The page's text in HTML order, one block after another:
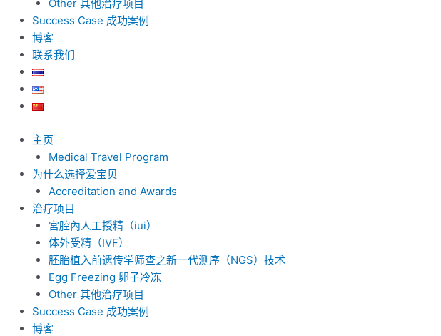
Other 其他治疗项目
Success Case 成功案例
博客
联系我们
主页
Medical Travel Program
为什么选择爱宝贝
Accreditation and Awards
治疗项目
宮腔內人工授精（iui）
体外受精（IVF）
胚胎植入前遗传学筛查之新一代测序（NGS）技术
Egg Freezing 卵子冷冻
Other 其他治疗项目
Success Case 成功案例
博客